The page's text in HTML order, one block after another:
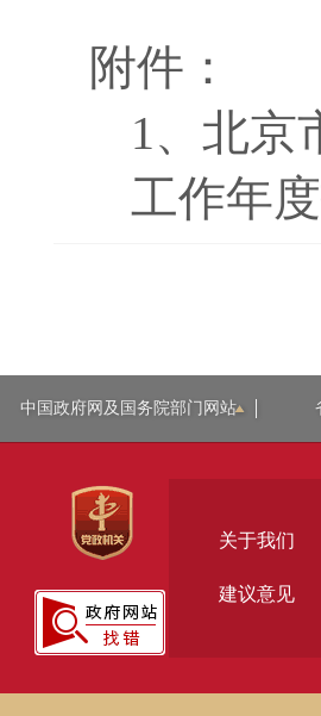
附件：
1、 北京
工作年
中国政府网及国务院部门网站
关于我们
建议意见